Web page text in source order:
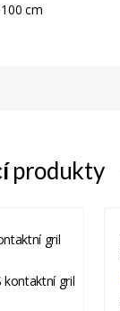
cm
produkty
gril